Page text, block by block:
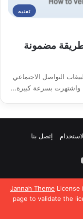
Jannah Theme License
page to validate the
تقنية
مضمونة
التواصل الاجتماعي
إتصل بنا
‫YouTube